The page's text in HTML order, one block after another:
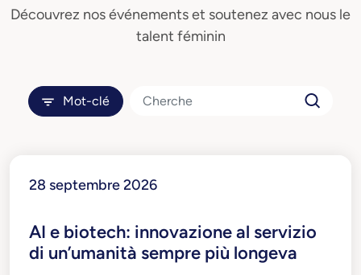
Découvrez nos événements et soutenez avec nous le
talent féminin
Mot-clé
28 septembre 2026
AI e biotech: innovazione al servizio
di un’umanità sempre più longeva